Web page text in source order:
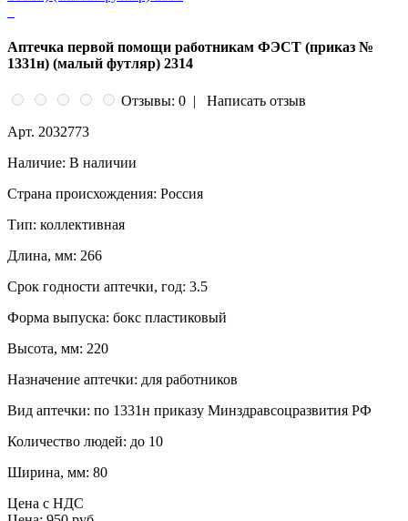
Аптечка первой помощи работникам ФЭСТ (приказ №
1331н) (малый футляр) 2314
Отзывы: 0 |
Написать отзыв
Арт. 2032773
Наличие: В наличии
Страна происхождения: Россия
Тип: коллективная
Длина, мм: 266
Срок годности аптечки, год: 3.5
Форма выпуска: бокс пластиковый
Высота, мм: 220
Назначение аптечки: для работников
Вид аптечки: по 1331н приказу Минздравсоцразвития РФ
Количество людей: до 10
Ширина, мм: 80
Цена с НДС